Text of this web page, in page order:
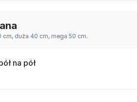
duża 40 cm, mega 50 cm.
na pół